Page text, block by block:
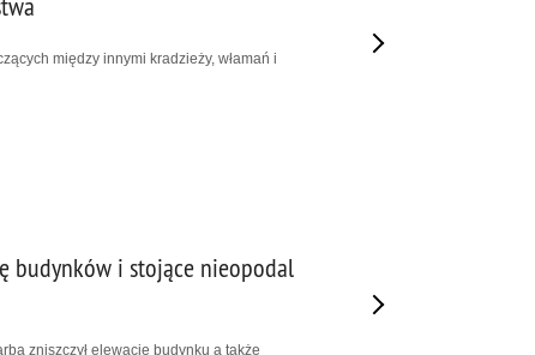
między innymi kradzieży, włamań i
budynków i stojące nieopodal
zniszczył elewacje budynku a także